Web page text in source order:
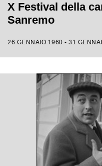
X Festival della
Sanremo
26 GENNAIO 1960 - 31